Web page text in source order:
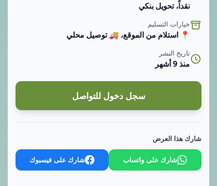
نقداً، تحويل بنكي
خيارات التسليم
📍 استلام من الموقع، 🚚 توصيل محلي
تاريخ النشر
منذ 9 أشهر
سجل دخول للتواصل
شارك هذا العرض
شارك على واتساب شارك على فيسبوك